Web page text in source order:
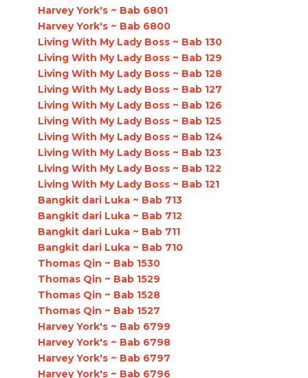
Harvey York's ~ Bab 6801
Harvey York's ~ Bab 6800
Living With My Lady Boss ~ Bab 130
Living With My Lady Boss ~ Bab 129
Living With My Lady Boss ~ Bab 128
Living With My Lady Boss ~ Bab 127
Living With My Lady Boss ~ Bab 126
Living With My Lady Boss ~ Bab 125
Living With My Lady Boss ~ Bab 124
Living With My Lady Boss ~ Bab 123
Living With My Lady Boss ~ Bab 122
Living With My Lady Boss ~ Bab 121
Bangkit dari Luka ~ Bab 713
Bangkit dari Luka ~ Bab 712
Bangkit dari Luka ~ Bab 711
Bangkit dari Luka ~ Bab 710
Thomas Qin ~ Bab 1530
Thomas Qin ~ Bab 1529
Thomas Qin ~ Bab 1528
Thomas Qin ~ Bab 1527
Harvey York's ~ Bab 6799
Harvey York's ~ Bab 6798
Harvey York's ~ Bab 6797
Harvey York's ~ Bab 6796